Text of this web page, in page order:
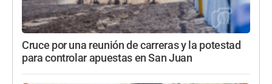
Cruce por una reunión de carreras y la potestad
para controlar apuestas en San Juan